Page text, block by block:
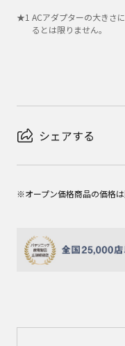
★1 ACアダプターの大きさ
るとは限りません。
シェアする
※オープン価格商品の価格は